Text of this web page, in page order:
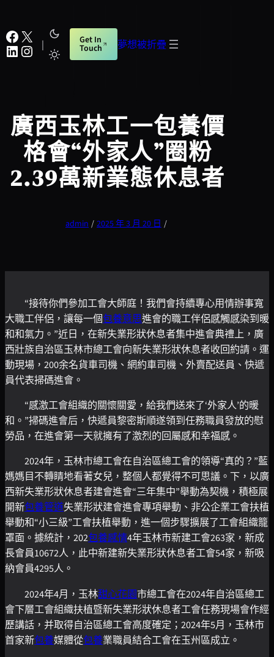
至
主
要
夢想被折疊
Facebook X
LinkedIn Instagram | Get In
Touch
廣西玉林工一包養價
格會“外家人”圈粉
2.39萬新業態休息者
admin / 2025 年 3 月 20 日 /
“接待你們參加工會大師庭！我們會持續專心用情辦事寬
大職工伴侶，讓每一個包養意思進會的職工伴侶感觸感染到暖
和和氣力。”近日，在新失業形狀休息者集中進會典禮上， 廣
西壯族自治區玉林市總工會向新失業形狀休息者收回約請。運
動現場，200余名貨車司機、網約車司機、外賣配送員、快遞
員代表掃碼進會。
“感激工會組織的關懷關愛，給我們送來了‘外家人’的暖
和。”掃碼進會后，快遞員黎密斯順遂領到任務職員發放的慰
勞品，在進會第一天就擁有了激烈的回屬感和幸福感。
2024年，玉林市總工會在自治區總工會的領導“真的？”藍
媽媽目不轉睛地看著女兒，整個人都覺得不可思議。下，以廣
西新失業形狀休息者建會進會“三年集中”舉動為契機，積極展
開新包養管道失業形狀建會進會專項舉動、非公企業工會扶植
舉動和“小三級”工會扶植舉動，進一個步驟擴展了工會組織籠
罩面。據統計，202包養感情4年玉林市新建工會263家，新成
長會員10672人，此中新建新失業形狀休息者工會54家，新吸
納會員4295人。
2024年4月，玉林甜心花園市總工會在2024年自治區總工
會下層工會組織扶植暨新失業形狀休息者工會任務現場會作經
歷講話，并取得自治區總工會高度確定；2024年5月，玉林市
首家新包養媒體從包養業職員結合工會在玉州區成立。